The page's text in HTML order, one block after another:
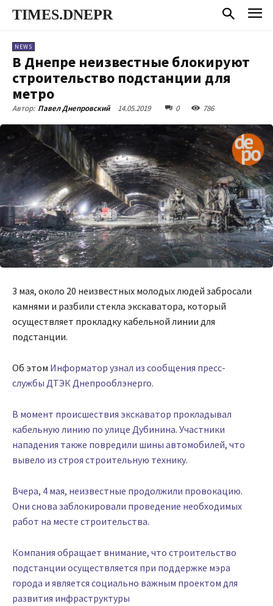
TIMES.DNEPR
NEWS
В Днепре неизвестные блокируют
строительство подстанции для
метро
Автор: Павел Днепровский 14.05.2019 0 786
3 мая, около 20 неизвестных молодых людей забросали
камнями и разбили стекла экскаватора, который
осуществляет прокладку кабельной линии для
подстанции.
Об этом Информатор узнал из сообщения пресс-
службы ДТЭК Днепрооблэнерго.
В момент происшествия экскаватор прокладывал
кабельную линию по улице Дубинина. Участники
нападения также повредили шины автомобилей, что
вывело из строя строительную технику.
Вчера, 4 мая, неизвестные продолжили провокацию.
Они снова заблокировали проведение необходимых
работ на месте строительства.
Компания обращает внимание, что строительство
подстанции осуществляется при поддержке мэра
города и является социально важным проектом для
развития инфраструктуры